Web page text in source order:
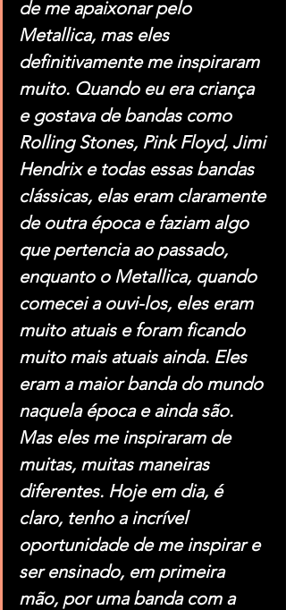
de me apaixonar pelo
Metallica, mas eles
definitivamente me inspiraram
muito. Quando eu era criança
e gostava de bandas como
Rolling Stones, Pink Floyd, Jimi
Hendrix e todas essas bandas
clássicas, elas eram claramente
de outra época e faziam algo
que pertencia ao passado,
enquanto o Metallica, quando
comecei a ouvi-los, eles eram
muito atuais e foram ficando
muito mais atuais ainda. Eles
eram a maior banda do mundo
naquela época e ainda são.
Mas eles me inspiraram de
muitas, muitas maneiras
diferentes. Hoje em dia, é
claro, tenho a incrível
oportunidade de me inspirar e
ser ensinado, em primeira
mão, por uma banda com a